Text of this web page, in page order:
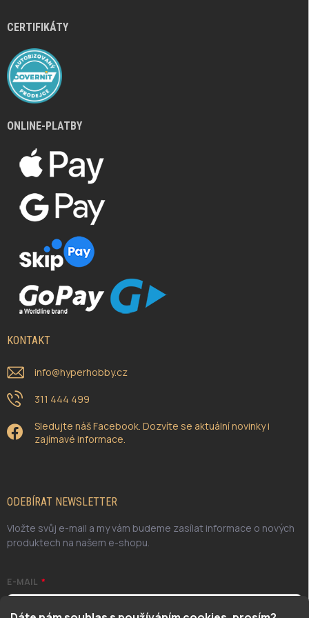
CERTIFIKÁTY
ONLINE-PLATBY
KONTAKT
info@hyperhobby.cz
311 444 499
Sledujte náš Facebook. Dozvíte se aktuální novinky i
zajímavé informace.
ODEBÍRAT NEWSLETTER
Vložte svůj e-mail a my vám budeme zasílat informace o nových
produktech na našem e-shopu.
E-MAIL